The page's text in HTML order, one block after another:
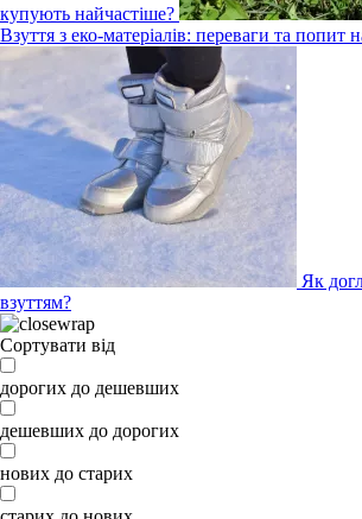
купують найчастіше?
Взуття з еко-матеріалів: переваги та попит
Як
взуттям?
Сортувати від
дорогих до дешевших
дешевших до дорогих
нових до старих